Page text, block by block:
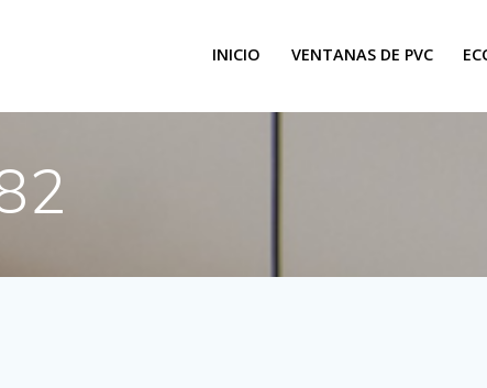
INICIO VENTANAS DE PVC